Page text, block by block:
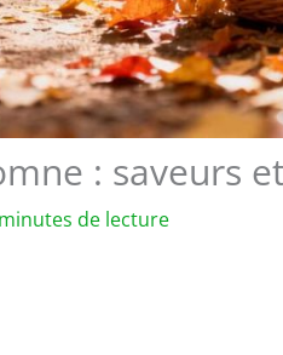
: saveurs
de lecture